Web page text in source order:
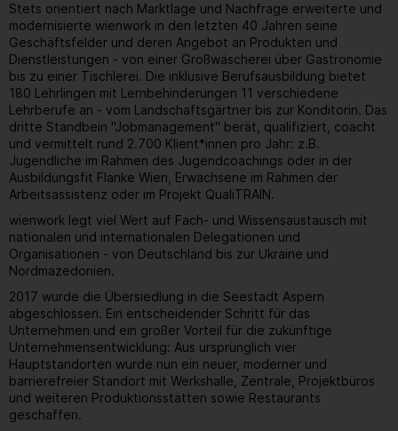
Stets orientiert nach Marktlage und Nachfrage erweiterte und
modernisierte wienwork in den letzten 40 Jahren seine
Geschäftsfelder und deren Angebot an Produkten und
Dienstleistungen - von einer Großwäscherei über Gastronomie
bis zu einer Tischlerei. Die inklusive Berufsausbildung bietet
180 Lehrlingen mit Lernbehinderungen 11 verschiedene
Lehrberufe an - vom Landschaftsgärtner bis zur Konditorin. Das
dritte Standbein "Jobmanagement" berät, qualifiziert, coacht
und vermittelt rund 2.700 Klient*innen pro Jahr: z.B.
Jugendliche im Rahmen des Jugendcoachings oder in der
Ausbildungsfit Flanke Wien, Erwachsene im Rahmen der
Arbeitsassistenz oder im Projekt QualiTRAIN.
wienwork legt viel Wert auf Fach- und Wissensaustausch mit
nationalen und internationalen Delegationen und
Organisationen - von Deutschland bis zur Ukraine und
Nordmazedonien.
2017 wurde die Übersiedlung in die Seestadt Aspern
abgeschlossen. Ein entscheidender Schritt für das
Unternehmen und ein großer Vorteil für die zukünftige
Unternehmensentwicklung: Aus ursprünglich vier
Hauptstandorten wurde nun ein neuer, moderner und
barrierefreier Standort mit Werkshalle, Zentrale, Projektbüros
und weiteren Produktionsstätten sowie Restaurants
geschaffen.